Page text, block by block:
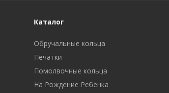
Каталог
Обручальные кольца
Печатки
Помолвочные кольца
На Рождение Ребенка